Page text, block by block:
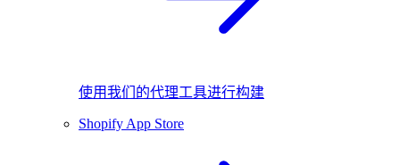
使用我们的代理工具进行构建
Shopify App Store